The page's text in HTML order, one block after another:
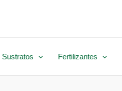
Sustratos Fertilizantes